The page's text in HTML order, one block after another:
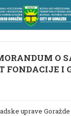
O
FONDACIJE I
uprave